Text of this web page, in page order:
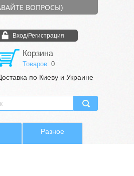
ВОПРОСЫ)
Вход/Регистрация
Корзина
Товаров: 0
по Киеву и Украине
Разное